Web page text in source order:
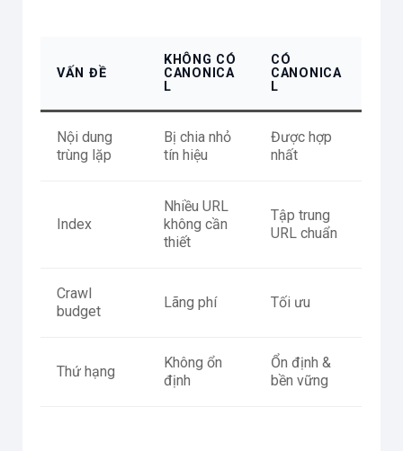
VẤN ĐỀ
KHÔNG CÓ
CANONICA
L
CÓ
CANONICA
L
Nội dung
trùng lặp
Bị chia nhỏ
tín hiệu
Được hợp
nhất
Index
Nhiều URL
không cần
thiết
Tập trung
URL chuẩn
Crawl
budget
Lãng phí Tối ưu
Thứ hạng
Không ổn
định
Ổn định &
bền vững